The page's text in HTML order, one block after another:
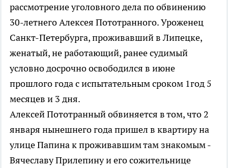
рассмотрение уголовного дела по обвинению
30-летнего Алексея Пототранного. Уроженец
Санкт-Петербурга, проживавший в Липецке,
женатый, не работающий, ранее судимый
условно досрочно освободился в июне
прошлого года с испытательным сроком 1год 5
месяцев и 3 дня.
Алексей Пототранный обвиняется в том, что 2
января нынешнего года пришел в квартиру на
улице Папина к проживавшим там знакомым -
Вячеславу Прилепину и его сожительнице